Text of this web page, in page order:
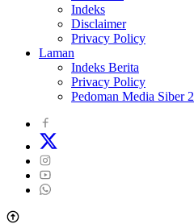
Indeks
Disclaimer
Privacy Policy
Laman
Indeks Berita
Privacy Policy
Pedoman Media Siber 2